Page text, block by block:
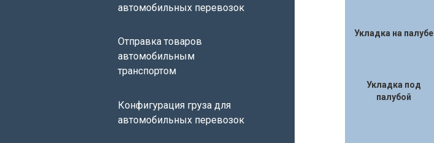
автомобильных перевозок
Отправка товаров
автомобильным
транспортом
Конфигурация груза для
автомобильных перевозок
Укладка на палубе
Укладка под
палубой